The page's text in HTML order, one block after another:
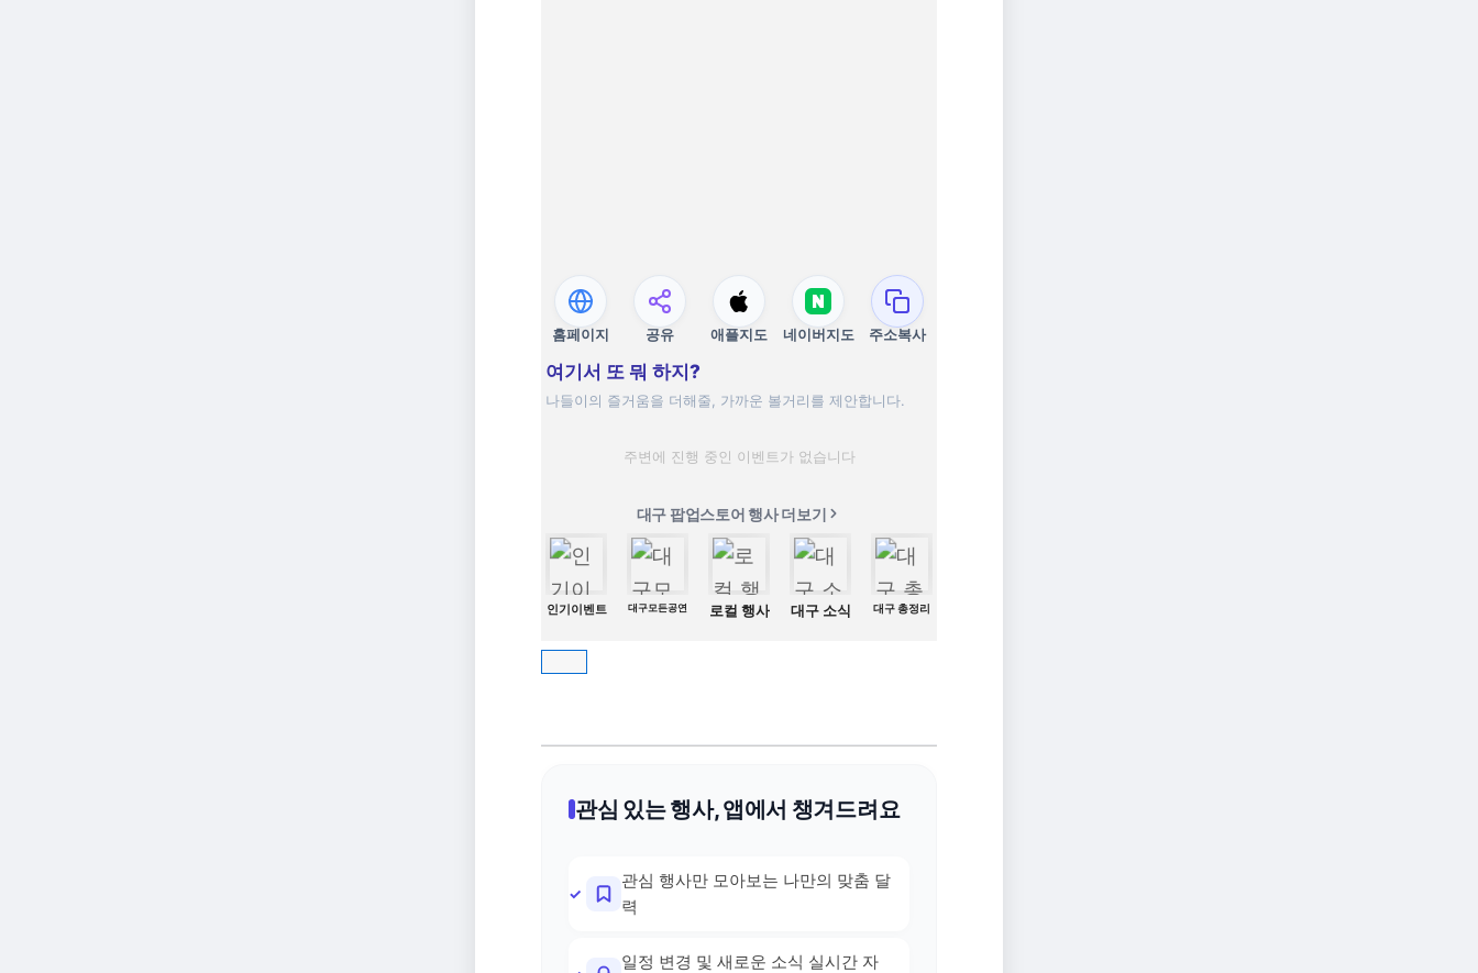
홈페이지 공유 애플지도 네이버지도 주소복사
여기서 또 뭐 하지?
나들이의 즐거움을 더해줄, 가까운 볼거리를 제안합니다.
주변에 진행 중인 이벤트가 없습니다
대구 팝업스토어 행사 더보기
인기이벤트 대구모든공연 로컬 행사 대구 소식 대구 총정리
관심 있는 행사, 앱에서 챙겨드려요
관심 행사만 모아보는 나만의 맞춤 달
력
일정 변경 및 새로운 소식 실시간 자